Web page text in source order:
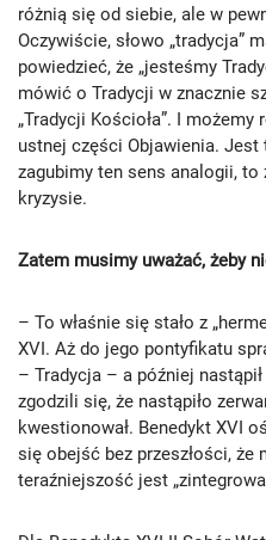
różnią się od siebie, ale w
Oczywiście, słowo „tradycja”
powiedzieć, że „jesteśmy
mówić o Tradycji w znacznie
„Tradycji Kościoła”. I
ustnej części Objawienia.
zagubimy ten sens analogii,
kryzysie.
Zatem musimy uważać, żeby
– To właśnie się stało z
XVI. Aż do jego pontyfikatu
– Tradycja – a później
zgodzili się, że nastąpiło
kwestionował. Benedykt XVI
się obejść bez przeszłości,
teraźniejszość jest